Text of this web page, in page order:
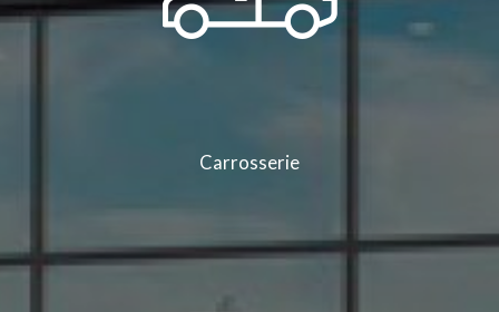
Carrosserie